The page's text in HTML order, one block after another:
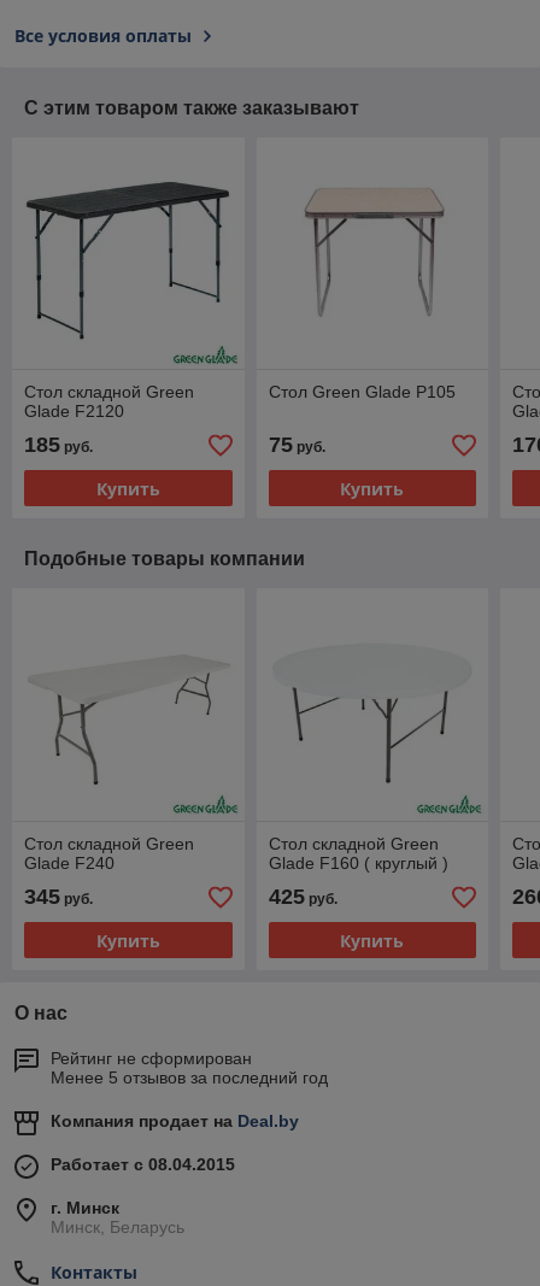
Все условия оплаты
С этим товаром также заказывают
Стол складной Green
Glade F2120
185 руб.
Купить
Стол Green Glade P105
75руб.
Купить
Подобные товары компании
Стол складной Green
Glade F240
345 руб.
Купить
Стол складной Green
Glade F160 ( круглый )
425руб.
Купить
О нас
Рейтинг не сформирован
Менее 5 отзывов за последний год
Компания продает на Deal.by
Работает с 08.04.2015
г. Минск
Минск, Беларусь
Контакты